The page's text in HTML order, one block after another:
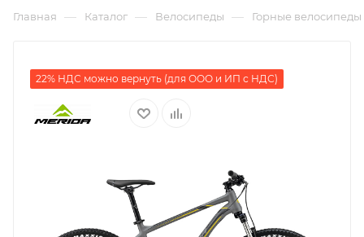
Главная — Каталог — Велосипеды — Горные велосипеды
22% НДС можно вернуть (для ООО и ИП с НДС)